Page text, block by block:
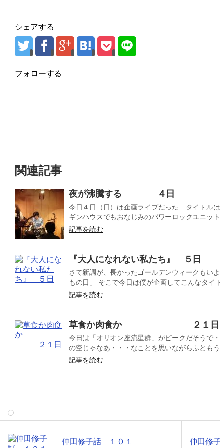
シェアする
フォローする
関連記事
夜が沸騰する ４日
今日４日（日）は企画ライブだった タイトル
ギンハウスでもおなじみのパワーロックユニッ
記事を読む
『大人になれない私たち』 ５日
さて新調が、長かったゴールデンウィークもい
もの日」 そこで今日は僕が企画してこんなタイ
記事を読む
草食か肉食か ２１日
今日は「オリオン座流星群」がピークだそう
の空じゃなあ・・・なことを思いながらふとも
記事を読む
仲田修子話 １０１ 仲田修